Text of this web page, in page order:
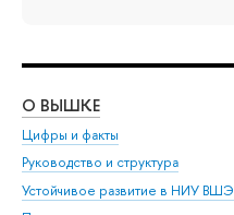
О ВЫШКЕ
Цифры и факты
Руководство и структура
Устойчивое развитие в НИУ ВШЭ